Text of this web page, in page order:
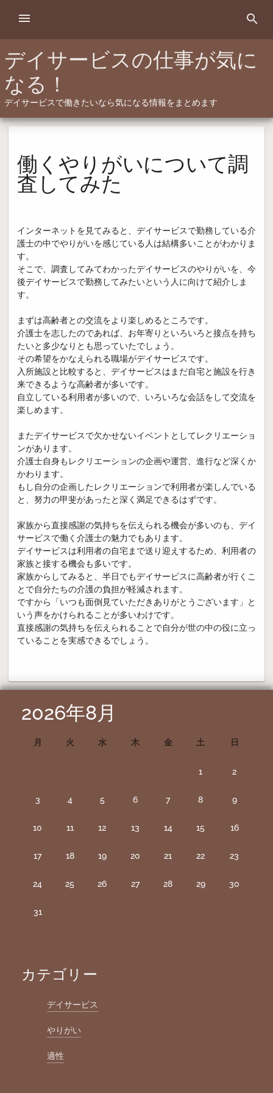
デイサービスの仕事が気に
なる！
デイサービスで働きたいなら気になる情報をまとめます
search
menu
働くやりがいについて調
査してみた
インターネットを見てみると、デイサービスで勤務している介
護士の中でやりがいを感じている人は結構多いことがわかりま
す。
そこで、調査してみてわかったデイサービスのやりがいを、今
後デイサービスで勤務してみたいという人に向けて紹介しま
す。
まずは高齢者との交流をより楽しめるところです。
介護士を志したのであれば、お年寄りといろいろと接点を持ち
たいと多少なりとも思っていたでしょう。
その希望をかなえられる職場がデイサービスです。
入所施設と比較すると、デイサービスはまだ自宅と施設を行き
来できるような高齢者が多いです。
自立している利用者が多いので、いろいろな会話をして交流を
楽しめます。
またデイサービスで欠かせないイベントとしてレクリエーショ
ンがあります。
介護士自身もレクリエーションの企画や運営、進行など深くか
かわります。
もし自分の企画したレクリエーションで利用者が楽しんでいる
と、努力の甲斐があったと深く満足できるはずです。
家族から直接感謝の気持ちを伝えられる機会が多いのも、デイ
サービスで働く介護士の魅力でもあります。
デイサービスは利用者の自宅まで送り迎えするため、利用者の
家族と接する機会も多いです。
家族からしてみると、半日でもデイサービスに高齢者が行くこ
とで自分たちの介護の負担が軽減されます。
ですから「いつも面倒見ていただきありがとうございます」と
いう声をかけられることが多いわけです。
直接感謝の気持ちを伝えられることで自分が世の中の役に立っ
ていることを実感できるでしょう。
2026年8月
月 火 水 木 金 土 日
1 2
3 4 5 6 7 8 9
10 11 12 13 14 15 16
17 18 19 20 21 22 23
24 25 26 27 28 29 30
31
カテゴリー
デイサービス
やりがい
適性